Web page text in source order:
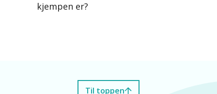
kjempen er?
Til toppen